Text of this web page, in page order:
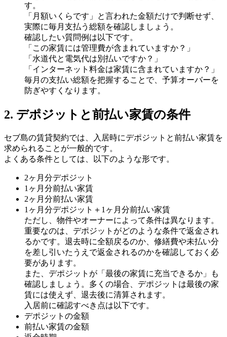
す。
「月額いくらです」と言われた金額だけで判断せず、
実際に毎月支払う総額を確認しましょう。
確認したい質問例は以下です。
「この家賃には管理費が含まれていますか？」
「水道代と電気代は別払いですか？」
「インターネット料金は家賃に含まれていますか？」
毎月の支払い総額を把握することで、予算オーバーを
防ぎやすくなります。
2. デポジットと前払い家賃の条件
セブ島の賃貸契約では、入居時にデポジットと前払い家賃を
求められることが一般的です。
よくある条件としては、以下のような形です。
2ヶ月分デポジット
1ヶ月分前払い家賃
2ヶ月分前払い家賃
1ヶ月分デポジット＋1ヶ月分前払い家賃
ただし、物件やオーナーによって条件は異なります。
重要なのは、デポジットがどのような条件で返金され
るかです。退去時に全額戻るのか、修繕費や未払い分
を差し引いたうえで返金されるのかを確認しておく必
要があります。
また、デポジットが「最後の家賃に充当できるか」も
確認しましょう。多くの場合、デポジットは最後の家
賃には使えず、退去後に清算されます。
入居前に確認すべき点は以下です。
デポジットの金額
前払い家賃の金額